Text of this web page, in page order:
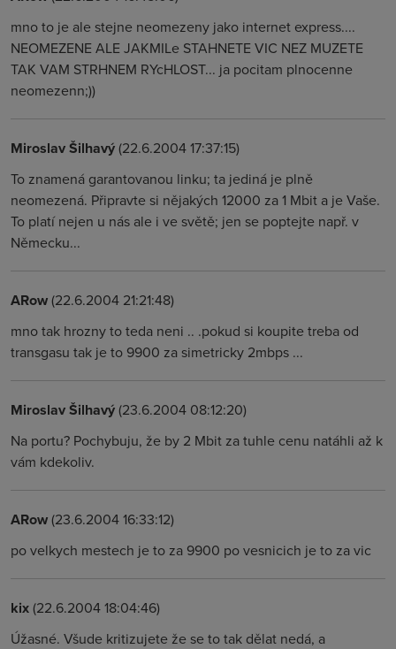
mno to je ale stejne neomezeny jako internet express....
NEOMEZENE ALE JAKMILe STAHNETE VIC NEZ MUZETE
TAK VAM STRHNEM RYcHLOST... ja pocitam plnocenne
neomezenn;))
Miroslav Šilhavý(22.6.2004 17:37:15)
To znamená garantovanou linku; ta jediná je plně
neomezená. Připravte si nějakých 12000 za 1 Mbit a je Vaše.
To platí nejen u nás ale i ve světě; jen se poptejte např. v
Německu...
ARow(22.6.2004 21:21:48)
mno tak hrozny to teda neni .. .pokud si koupite treba od
transgasu tak je to 9900 za simetricky 2mbps ...
Miroslav Šilhavý(23.6.2004 08:12:20)
Na portu? Pochybuju, že by 2 Mbit za tuhle cenu natáhli až k
vám kdekoliv.
ARow(23.6.2004 16:33:12)
po velkych mestech je to za 9900 po vesnicich je to za vic
kix(22.6.2004 18:04:46)
Úžasné. Všude kritizujete že se to tak dělat nedá, a